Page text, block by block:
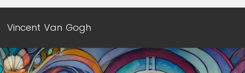
Vincent Van Gogh